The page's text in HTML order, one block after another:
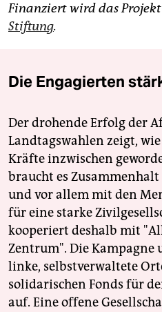
Finanziert wird das
Stiftung.
Die Engagierten
Der drohende Erfolg der
Landtagswahlen zeigt,
Kräfte inzwischen
braucht es
und vor allem mit den
für eine starke
kooperiert deshalb mit
Zentrum". Die
linke, selbstverwaltete
solidarischen Fonds für
auf. Eine offene